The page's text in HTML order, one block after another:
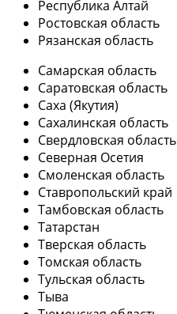
Республика Алтай
Ростовская область
Рязанская область
Самарская область
Саратовская область
Саха (Якутия)
Сахалинская область
Свердловская область
Северная Осетия
Смоленская область
Ставропольский край
Тамбовская область
Татарстан
Тверская область
Томская область
Тульская область
Тыва